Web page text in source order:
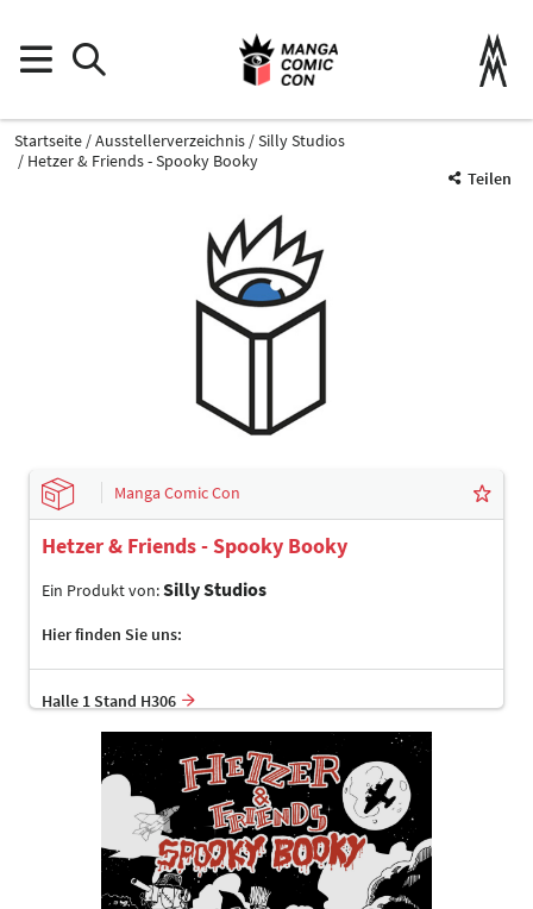
Startseite Ausstellerverzeichnis
Silly Studios
Hetzer & Friends - Spooky Booky
Teilen
Manga Comic Con
Hetzer & Friends - Spooky Booky
Ein Produkt von:Silly Studios
Hier finden Sie uns:
Halle 1 Stand H306